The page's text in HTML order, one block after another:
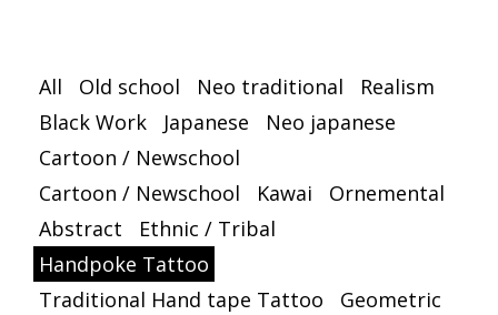
All Old school Neo traditional
Realism
Black Work
Japanese
Neo japanese
Cartoon / Newschool
Cartoon / Newschool
Kawai
Ornemental
Abstract
Ethnic / Tribal
Handpoke Tattoo
Traditional Hand tape Tattoo
Geometric